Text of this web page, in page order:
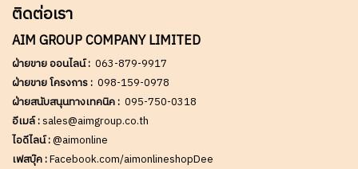
ติดต่อเรา
AIM GROUP COMPANY LIMITED
ฝ่ายขาย ออนไลน์ : 063-879-9917
ฝ่ายขาย โครงการ : 098-159-0978
ฝ่ายสนับสนุนทางเทคนิค : 095-750-0318
อีเมล์ :sales@aimgroup.co.th
ไอดีไลน์ :@aimonline
เฟสบุ๊ค :Facebook.com/aimonlineshopDee